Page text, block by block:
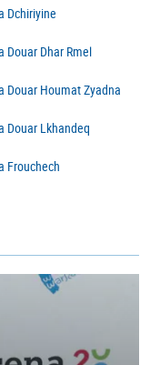
Dchiriyine
Douar Dhar Rmel
Douar Houmat Zyadna
Douar Lkhandeq
Frouchech